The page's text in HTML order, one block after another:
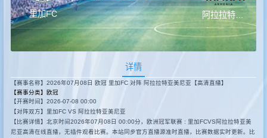
集锦
速报
里加FC
详情
【赛事名称】2026年07月08日 欧冠 里加FC 对阵 阿拉拉特亚美尼亚【高清直播】
【赛事分类】 欧冠
【开赛时间】2026-07-08 00:00
【对阵双方】里加FC VS 阿拉拉特亚美尼亚
【比赛详情】北京时间2026年07月08日 00:00分，欧洲冠军联赛 : 里加FCVS阿拉拉特亚美
尼亚高清在线直播，无插件观看比赛。本站同步官方直播源准时直播，比赛数据实时更新。比